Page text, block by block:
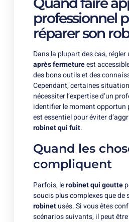
professionnel
réparer son
Dans la plupart des cas, régler
après fermetureest
des bons outils et des
Cependant, certaines
nécessiter l’expertise d’un
identifier le moment opportun
est essentiel pour éviter
robinet qui fuit.
Quand les
compliquent
Parfois, lerobinet qui goutte
soucis plus complexes que de
robinetusés. Si vous êtes
scénarios suivants, il peut